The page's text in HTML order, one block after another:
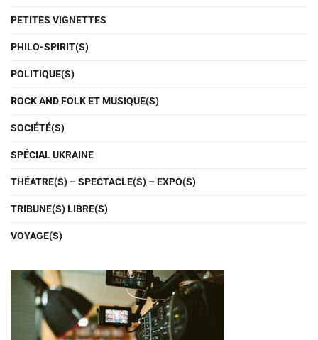
PETITES VIGNETTES
PHILO-SPIRIT(S)
POLITIQUE(S)
ROCK AND FOLK ET MUSIQUE(S)
SOCIÉTÉ(S)
SPÉCIAL UKRAINE
THÉATRE(S) – SPECTACLE(S) – EXPO(S)
TRIBUNE(S) LIBRE(S)
VOYAGE(S)